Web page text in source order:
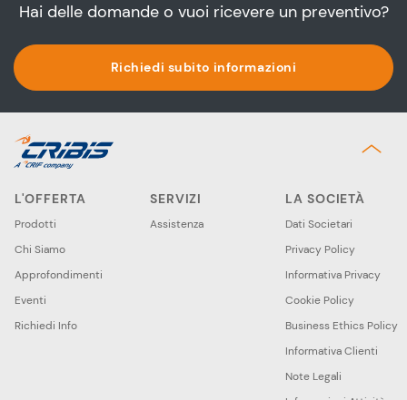
Hai delle domande o vuoi ricevere un preventivo?
Richiedi subito informazioni
L'OFFERTA
Prodotti
Chi Siamo
Approfondimenti
Eventi
Richiedi Info
SERVIZI
Assistenza
LA SOCIETÀ
Dati Societari
Privacy Policy
Informativa Privacy
Cookie Policy
Business Ethics Policy
Informativa Clienti
Note Legali